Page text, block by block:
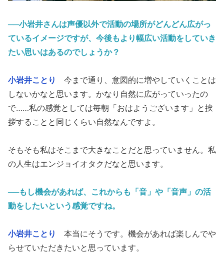
──小岩井さんは声優以外で活動の場所がどんどん広がっ
ているイメージですが、今後もより幅広い活動をしていき
たい思いはあるのでしょうか？
小岩井ことり
今まで通り、意図的に増やしていくことは
しないかなと思います。かなり自然に広がっていったの
で……私の感覚としては毎朝「おはようございます」と挨
拶することと同じくらい自然なんですよ。
そもそも私はそこまで大きなことだと思っていません。私
の人生はエンジョイオタクだなと思います。
──もし機会があれば、これからも「音」や「音声」の活
動をしたいという感覚ですね。
小岩井ことり
本当にそうです。機会があれば楽しんでや
らせていただきたいと思っています。